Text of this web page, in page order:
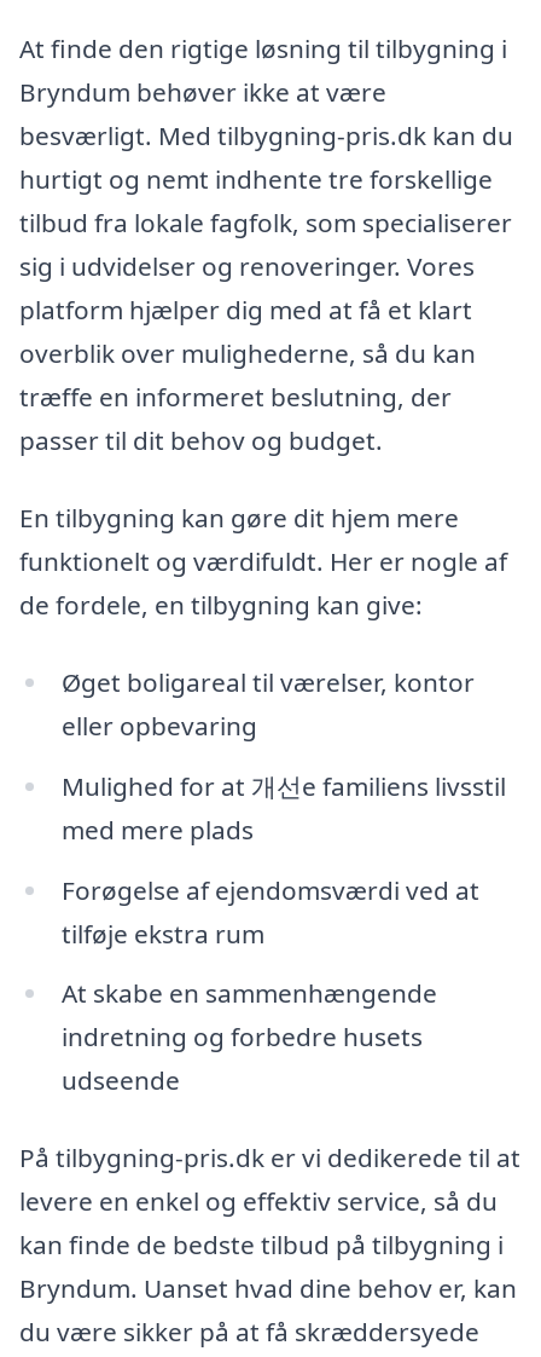
At finde den rigtige løsning til tilbygning i
Bryndum behøver ikke at være
besværligt. Med tilbygning-pris.dk kan du
hurtigt og nemt indhente tre forskellige
tilbud fra lokale fagfolk, som specialiserer
sig i udvidelser og renoveringer. Vores
platform hjælper dig med at få et klart
overblik over mulighederne, så du kan
træffe en informeret beslutning, der
passer til dit behov og budget.
En tilbygning kan gøre dit hjem mere
funktionelt og værdifuldt. Her er nogle af
de fordele, en tilbygning kan give:
Øget boligareal til værelser, kontor
eller opbevaring
Mulighed for at 개선e familiens livsstil
med mere plads
Forøgelse af ejendomsværdi ved at
tilføje ekstra rum
At skabe en sammenhængende
indretning og forbedre husets
udseende
På tilbygning-pris.dk er vi dedikerede til at
levere en enkel og effektiv service, så du
kan finde de bedste tilbud på tilbygning i
Bryndum. Uanset hvad dine behov er, kan
du være sikker på at få skræddersyede